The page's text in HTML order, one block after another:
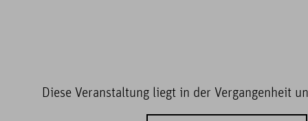
Diese Veranstaltung liegt in der Vergangenheit